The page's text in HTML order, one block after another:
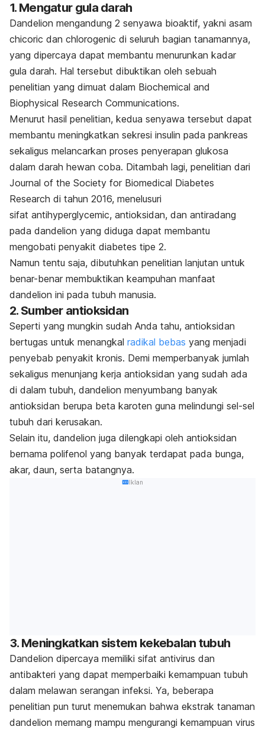
1. Mengatur gula darah
Dandelion mengandung 2 senyawa bioaktif, yakni asam
chicoric dan chlorogenic di seluruh bagian tanamannya,
yang dipercaya dapat membantu menurunkan kadar
gula darah. Hal tersebut dibuktikan oleh sebuah
penelitian yang dimuat dalam Biochemical and
Biophysical Research Communications.
Menurut hasil penelitian, kedua senyawa tersebut dapat
membantu meningkatkan sekresi insulin pada pankreas
sekaligus melancarkan proses penyerapan glukosa
dalam darah hewan coba. Ditambah lagi, penelitian dari
Journal of the Society for Biomedical Diabetes
Research di tahun 2016, menelusuri
sifat antihyperglycemic, antioksidan, dan antiradang
pada dandelion yang diduga dapat membantu
mengobati penyakit diabetes tipe 2.
Namun tentu saja, dibutuhkan penelitian lanjutan untuk
benar-benar membuktikan keampuhan manfaat
dandelion ini pada tubuh manusia.
2. Sumber antioksidan
Seperti yang mungkin sudah Anda tahu, antioksidan
bertugas untuk menangkal radikal bebas yang menjadi
penyebab penyakit kronis. Demi memperbanyak jumlah
sekaligus menunjang kerja antioksidan yang sudah ada
di dalam tubuh, dandelion menyumbang banyak
antioksidan berupa beta karoten guna melindungi sel-sel
tubuh dari kerusakan.
Selain itu, dandelion juga dilengkapi oleh antioksidan
bernama polifenol yang banyak terdapat pada bunga,
akar, daun, serta batangnya.
Iklan
3. Meningkatkan sistem kekebalan tubuh
Dandelion dipercaya memiliki sifat antivirus dan
antibakteri yang dapat memperbaiki kemampuan tubuh
dalam melawan serangan infeksi. Ya, beberapa
penelitian pun turut menemukan bahwa ekstrak tanaman
dandelion memang mampu mengurangi kemampuan virus